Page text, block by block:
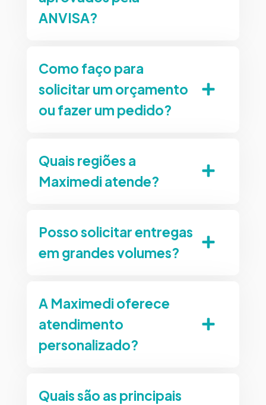
ANVISA?
Como faço para
solicitar um orçamento
ou fazer um pedido?
Quais regiões a
Maximedi atende?
Posso solicitar entregas
em grandes volumes?
A Maximedi oferece
atendimento
personalizado?
Quais são as principais